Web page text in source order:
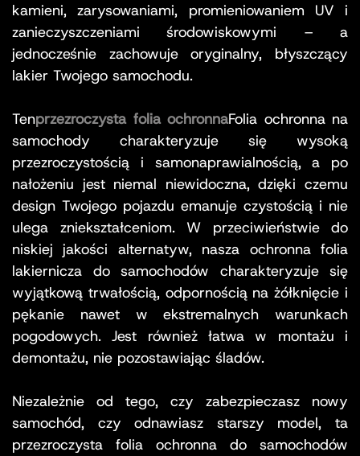
kamieni, zarysowaniami, promieniowaniem UV i
zanieczyszczeniami środowiskowymi – a
jednocześnie zachowuje oryginalny, błyszczący
lakier Twojego samochodu.
Tenprzezroczysta folia ochronnaFolia ochronna na
samochody charakteryzuje się wysoką
przezroczystością i samonaprawialnością, a po
nałożeniu jest niemal niewidoczna, dzięki czemu
design Twojego pojazdu emanuje czystością i nie
ulega zniekształceniom. W przeciwieństwie do
niskiej jakości alternatyw, nasza ochronna folia
lakiernicza do samochodów charakteryzuje się
wyjątkową trwałością, odpornością na żółknięcie i
pękanie nawet w ekstremalnych warunkach
pogodowych. Jest również łatwa w montażu i
demontażu, nie pozostawiając śladów.
Niezależnie od tego, czy zabezpieczasz nowy
samochód, czy odnawiasz starszy model, ta
przezroczysta folia ochronna do samochodów